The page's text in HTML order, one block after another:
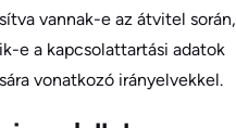
vannak-e az átvitel során,
e a kapcsolattartási adatok
vonatkozó irányelvekkel.